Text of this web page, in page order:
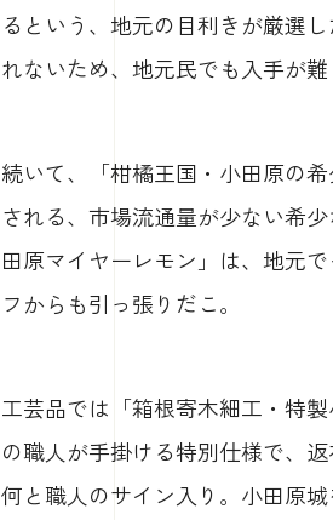
るという、地元の目利きが厳選
れないため、地元民でも入手が難
続いて、「柑橘王国・小田原の
される、市場流通量が少ない希
田原マイヤーレモン」は、地元
フからも引っ張りだこ。
工芸品では「箱根寄木細工・特
の職人が手掛ける特別仕様で、
何と職人のサイン入り。小田原